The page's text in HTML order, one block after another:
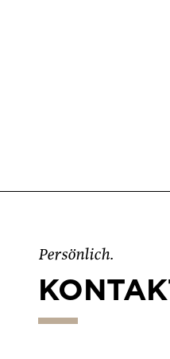
Persönlich.